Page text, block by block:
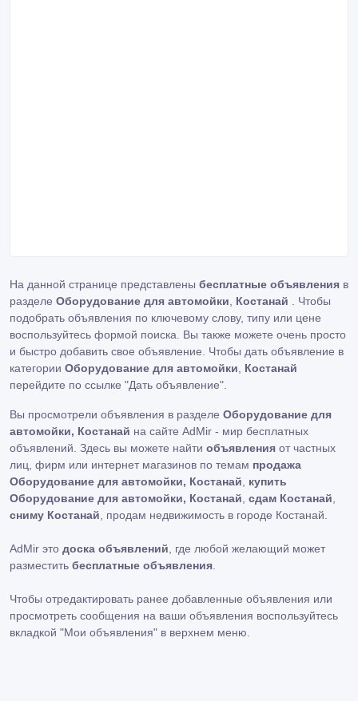
На данной странице представлены бесплатные объявления в
разделе Оборудование для автомойки Костанай . Чтобы
подобрать объявления по ключевому слову, типу или цене
воспользуйтесь формой поиска. Вы также можете очень просто
и быстро добавить свое объявление. Чтобы дать объявление в
категории Оборудование для автомойки
Костанай
перейдите по ссылке "Дать объявление"
Вы просмотрели объявления в разделе Оборудование для
автомойки, Костанай на сайте AdMir - мир бесплатных
объявлений. Здесь вы можете найти объявления от частных
лиц, фирм или интернет магазинов по темам продажа
Оборудование для автомойки, Костанай
купить
Оборудование для автомойки, Костанай сдам Костанай
сниму Костанай , продам недвижимость в городе Костанай.
AdMir это доска объявлений , где любой желающий может
разместить бесплатные объявления
Чтобы отредактировать ранее добавленные объявления или
просмотреть сообщения на ваши объявления воспользуйтесь
вкладкой "Мои объявления" в верхнем меню.